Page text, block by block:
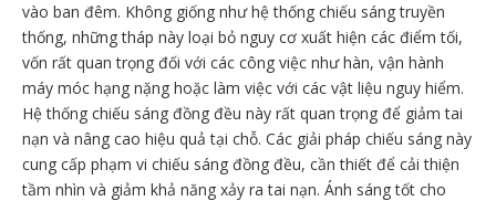
vào ban đêm. Không giống như hệ thống chiếu sáng truyền
thống, những tháp này loại bỏ nguy cơ xuất hiện các điểm tối,
vốn rất quan trọng đối với các công việc như hàn, vận hành
máy móc hạng nặng hoặc làm việc với các vật liệu nguy hiểm.
Hệ thống chiếu sáng đồng đều này rất quan trọng để giảm tai
nạn và nâng cao hiệu quả tại chỗ. Các giải pháp chiếu sáng này
cung cấp phạm vi chiếu sáng đồng đều, cần thiết để cải thiện
tầm nhìn và giảm khả năng xảy ra tai nạn. Ánh sáng tốt cho